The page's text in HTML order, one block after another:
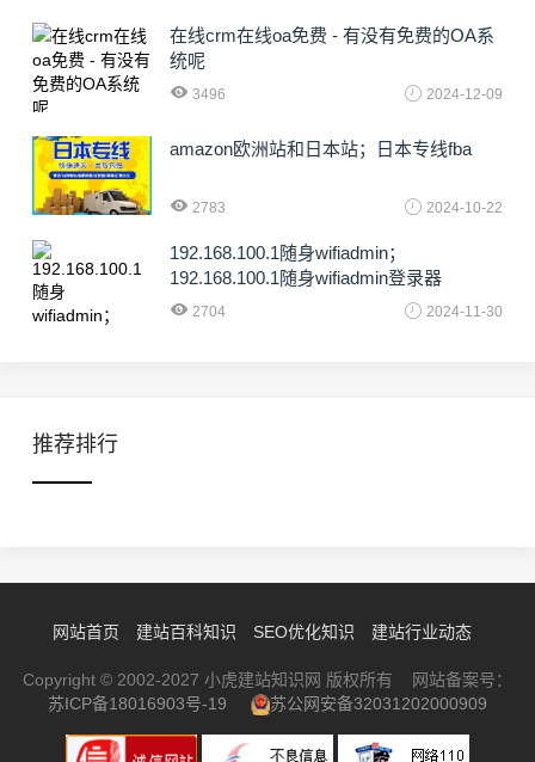
在线crm在线oa免费 - 有没有免费的OA系
统呢
3496 2024-12-09
amazon欧洲站和日本站；日本专线fba
2783 2024-10-22
192.168.100.1随身wifiadmin；
192.168.100.1随身wifiadmin登录器
2704 2024-11-30
推荐排行
网站首页 建站百科知识 SEO优化知识 建站行业动态
Copyright © 2002-2027 小虎建站知识网 版权所有 网站备案号：
苏ICP备18016903号-19
苏公网安备32031202000909